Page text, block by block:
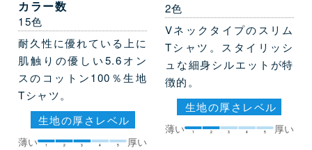
カラー数
15色
耐久性に優れている上に
肌触りの優しい5.6オン
スのコットン100％生地
Tシャツ。
生地の厚さレベル
薄い 1 2 3 4 5 厚い
2色
Vネックタイプのスリム
Tシャツ。スタイリッシ
ュな細身シルエットが特
徴的。
生地の厚さレベル
薄い 1 2 3 4 5 厚い